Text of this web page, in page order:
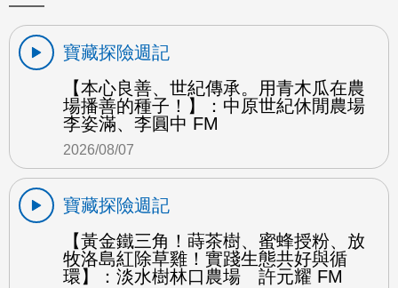
寶藏探險週記
【本心良善、世紀傳承。用青木瓜在農
場播善的種子！】：中原世紀休閒農場
李姿滿、李圓中 FM
2026/08/07
寶藏探險週記
【黃金鐵三角！蒔茶樹、蜜蜂授粉、放
牧洛島紅除草雞！實踐生態共好與循
環】：淡水樹林口農場 許元耀 FM